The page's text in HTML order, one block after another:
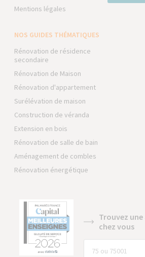
Mentions légales
NOS GUIDES THÉMATIQUES
Rénovation de résidence
secondaire
Rénovation de Maison
Rénovation d'appartement
Surélévation de maison
Construction de véranda
Extension en bois
Rénovation de salle de bain
Aménagement de combles
Rénovation énergétique
Trouvez une
chez vous